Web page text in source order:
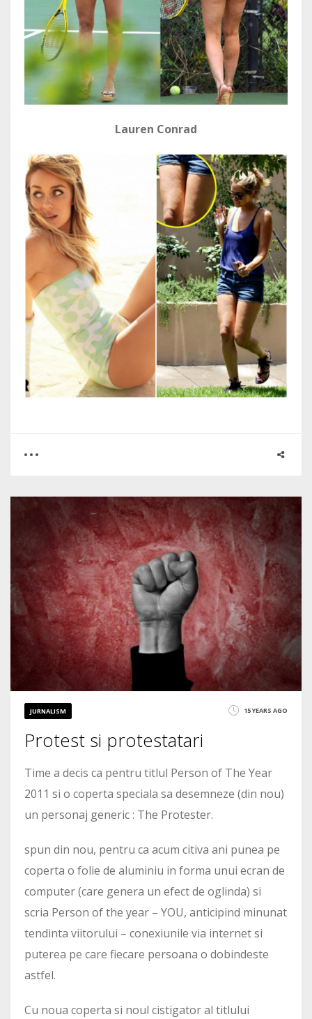
Lauren Conrad
JURNALISM 15 YEARS AGO
Protest si protestatari
Time a decis ca pentru titlul Person of The Year
2011 si o coperta speciala sa desemneze (din nou)
un personaj generic : The Protester.
spun din nou, pentru ca acum citiva ani punea pe
coperta o folie de aluminiu in forma unui ecran de
computer (care genera un efect de oglinda) si
scria Person of the year – YOU, anticipind minunat
tendinta viitorului – conexiunile via internet si
puterea pe care fiecare persoana o dobindeste
astfel.
Cu noua coperta si noul cistigator al titlului